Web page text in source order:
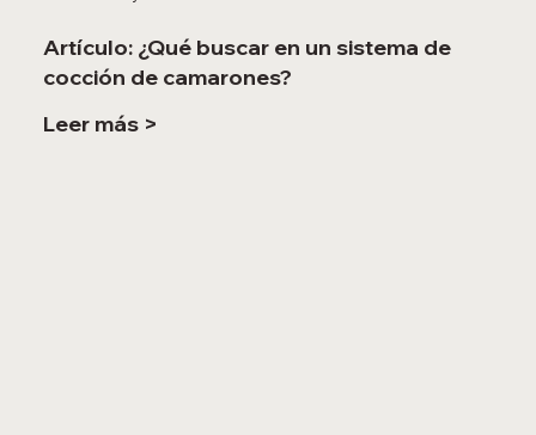
Artículo: ¿Qué buscar en un sistema de
cocción de camarones?
Leer más >